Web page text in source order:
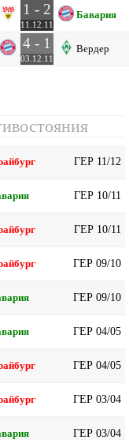
1 - 2
11.12.11
Бавария
4 - 1
03.12.11
Вердер
ГЕР 11/12
ГЕР 10/11
ГЕР 10/11
ГЕР 09/10
ГЕР 09/10
ГЕР 04/05
ГЕР 04/05
ГЕР 03/04
ГЕР 03/04